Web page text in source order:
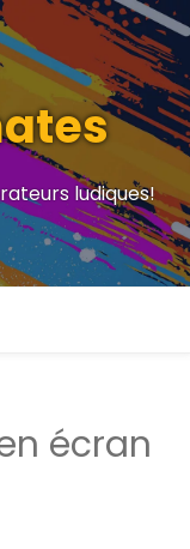
ludiques!
écran